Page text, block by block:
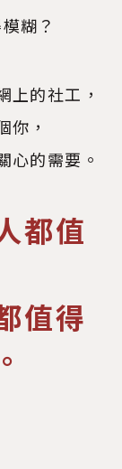
糊？
上的社工，
你，
心的需要。
都值
值得